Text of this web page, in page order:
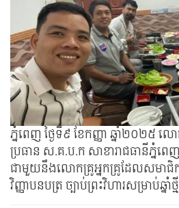
ភ្នំពេញ​ ថ្ងៃទី៩​ ខែកញ្ញា​ ឆ្នាំ២០២៥​
ប្រធាន​ ស.គ.ប.ក​ សាខារាជធានីភ្
ជាមួយនឹងលោកគ្រូអ្នកគ្រូដែលសមា
វិញ្ញាបនបត្រ​ ច្បាប់ព្រះវិហារសម្រាប់